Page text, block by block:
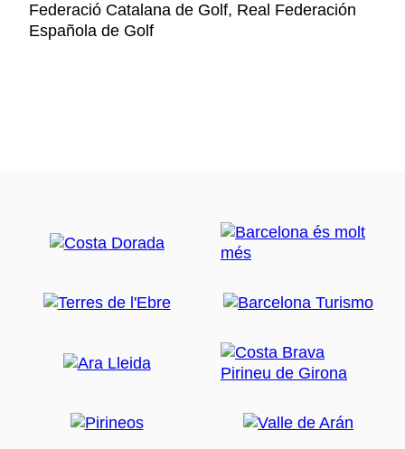
Federació Catalana de Golf, Real Federación
Española de Golf